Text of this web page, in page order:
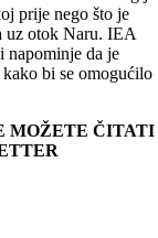
prije nego što je
uz otok Naru. IEA
napominje da je
bi se omogućilo
MOŽETE ČITATI